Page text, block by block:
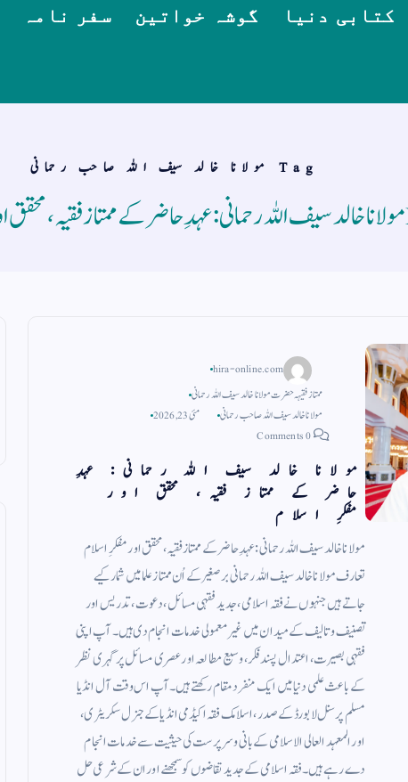
کتابی دنیا گوشہ خواتین سفر نامہ
Tag مولانا خالد سیف اللہ صاحب رحمانی
مولانا خالد سیف اللہ رحمانی: عہدِ حاضر کے ممتاز فقیہ، محقق
hira-online.com
ممتاز فقیہہ حضرت مولانا خالد سیف اللہ رحمانی
مولانا خالد سیف اللہ صاحب رحمانی
مئی 23, 2026
مولانا خالد سیف اللہ رحمانی: عہدِ
حاضر کے ممتاز فقیہ، محقق اور
مفکرِ اسلام
مولانا خالد سیف اللہ رحمانی: عہدِ حاضر کے ممتاز فقیہ، محقق اور مفکرِ اسلام
تعارف مولانا خالد سیف اللہ رحمانی برصغیر کے اُن ممتاز علما میں شمار کیے
جاتے ہیں جنہوں نے فقہ اسلامی، جدید فقہی مسائل، دعوت، تدریس اور
تصنیف و تالیف کے میدان میں غیر معمولی خدمات انجام دی ہیں۔ آپ اپنی
فقہی بصیرت، اعتدال پسند فکر، وسیع مطالعہ اور عصری مسائل پر گہری نظر
کے باعث علمی دنیا میں ایک منفرد مقام رکھتے ہیں۔آپ اس وقت آل انڈیا
مسلم پرسنل لا بورڈ کے صدر، اسلامک فقہ اکیڈمی انڈیا کے جنرل سکریٹری،
اور المعہد العالی الاسلامی کے بانی و سرپرست کی حیثیت سے خدمات انجام
دے رہے ہیں۔ فقہ اسلامی کے جدید تقاضوں کو سمجھنے اور ان کے شرعی حل